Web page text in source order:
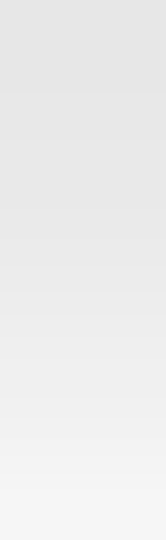
Η Πρεσβεία της Ελλάδας